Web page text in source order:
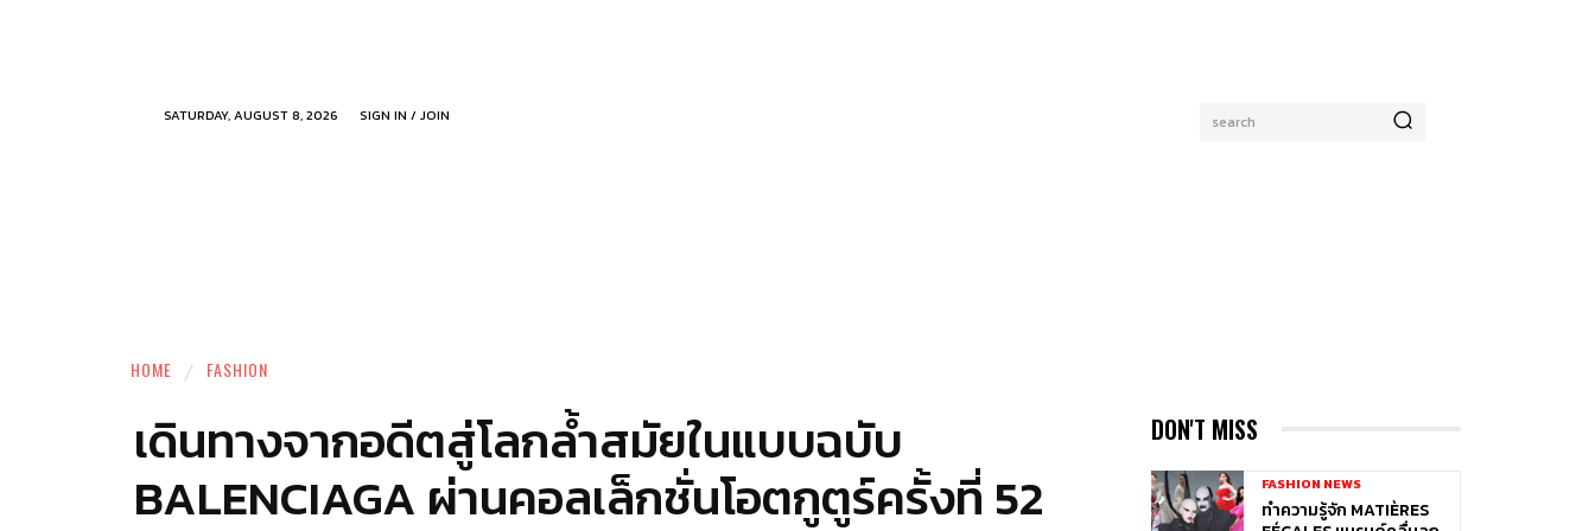
SATURDAY, AUGUST 8, 2026 search
SIGN IN / JOIN
HOME FASHION
เดินทางจากอดีตสู่โลกล้ำสมัยในแบบฉบับ
BALENCIAGA ผ่านคอลเล็กชั่นโอตกูตูร์ครั้งที่ 52
DON'T MISS
FASHION NEWS
ทำความรู้จัก MATIÈRES